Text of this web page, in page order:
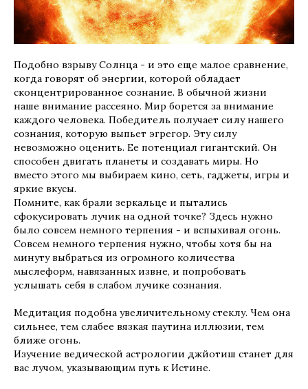
Подобно взрыву Cолнца - и это еще малое сравнение,
когда говорят об энергии, которой обладает
сконцентрированное сознание. В обычной жизни
наше внимание рассеяно. Мир борется за внимание
каждого человека. Победитель получает силу нашего
сознания, которую выпьет эгрегор. Эту силу
невозможно оценить. Ее потенциал гигантский. Он
способен двигать планеты и создавать миры. Но
вместо этого мы выбираем кино, сеть, гаджеты, игры и
яркие вкусы.
Помните, как брали зеркальце и пытались
сфокусировать лучик на одной точке? Здесь нужно
было совсем немного терпения - и вспыхивал огонь.
Совсем немного терпения нужно, чтобы хотя бы на
минуту выбраться из огромного количества
мыслеформ, навязанных извне, и попробовать
услышать себя в слабом лучике сознания.
Медитация подобна увеличительному стеклу. Чем она
сильнее, тем слабее вязкая паутина иллюзии, тем
ближе огонь.
Изучение ведической астрологии джйотиш станет для
вас лучом, указывающим путь к Истине.